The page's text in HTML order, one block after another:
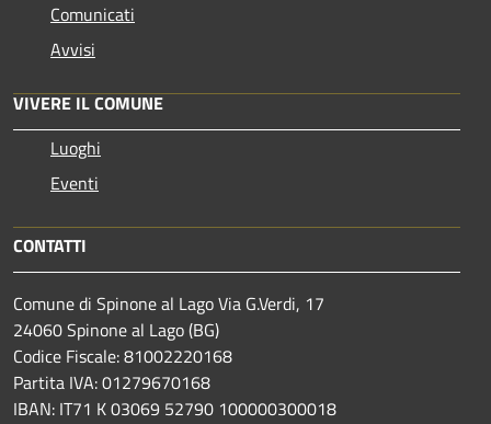
Comunicati
Avvisi
VIVERE IL COMUNE
Luoghi
Eventi
CONTATTI
Comune di Spinone al Lago Via G.Verdi, 17
24060 Spinone al Lago (BG)
Codice Fiscale: 81002220168
Partita IVA: 01279670168
IBAN: IT71 K 03069 52790 100000300018